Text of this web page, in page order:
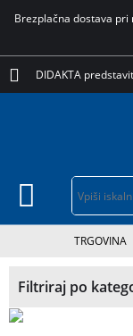
Brezplačna dostava pri
DIDAKTA
TRGOVINA
Filtriraj po